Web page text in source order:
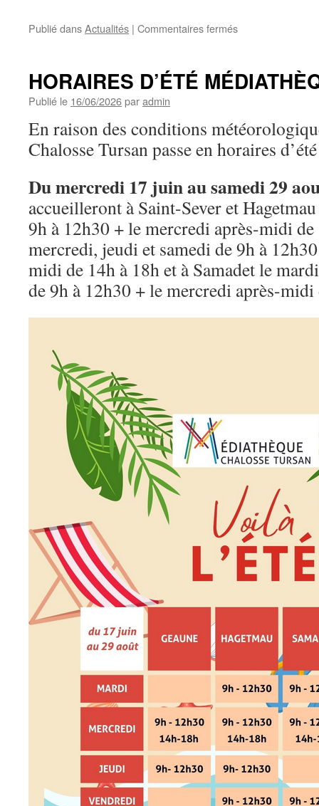
Publié dansActualités | Commentaires ferméssur
DÉCHETTERIES
HORAIRES D’ÉTÉ
Publié le 16/06/2026paradmin
En raison des conditions
Chalosse Tursan passe en horaires
Du mercredi 17 juin au samedi 29
accueilleront à Saint-Sever et
9h à 12h30 + le mercredi après-midi de
mercredi, jeudi et samedi de 9h à
midi de 14h à 18h et à Samadet le
de 9h à 12h30 + le mercredi après-